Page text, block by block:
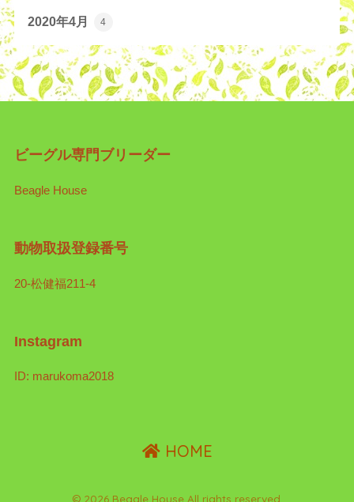
2020年4月 4
ビーグル専門ブリーダー
Beagle House
動物取扱登録番号
20-松健福211-4
Instagram
ID: marukoma2018
HOME
© 2026 Beagle House All rights reserved.